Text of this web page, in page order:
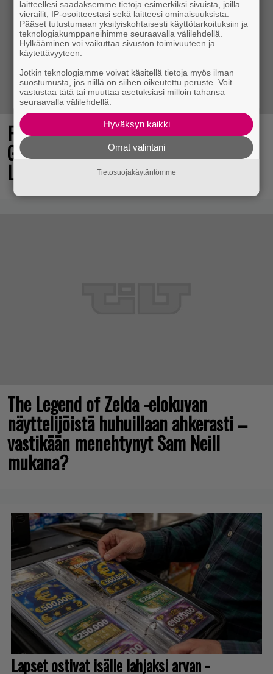
Final Fantasy VII Revelation näytillä
Gamescom-messujen Opening Night
Live -tapahtumassa
The Legend of Zelda -elokuvan
näyttelijöistä huhuillaan ahkerasti –
vastikään menehtynyt Sam Neill
mukana?
laitteellesi saadaksemme tietoja esimerkiksi sivuista, joilla
vierailit, IP-osoitteestasi sekä laitteesi ominaisuuksista.
Pääset tutustumaan yksityiskohtaisesti käyttötarkoituksiin ja
teknologiakumppaneihimme seuraavalla välilehdellä.
Hylkääminen voi vaikuttaa sivuston toimivuuteen ja
käytettävyyteen.
Jotkin teknologiamme voivat käsitellä tietoja myös ilman
suostumusta, jos niillä on siihen oikeutettu peruste. Voit
vastustaa tätä tai muuttaa asetuksiasi milloin tahansa
seuraavalla välilehdellä.
Hyväksyn kaikki
Omat valintani
Tietosuojakäytäntömme